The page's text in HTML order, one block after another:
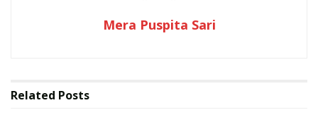
tertentu mulai 5 Mei hingga 5 Juni 2026. Setelah batas
Aturan Bagi Penonton yang Terlanjur Membawa
Mera Puspita Sari
Related Posts